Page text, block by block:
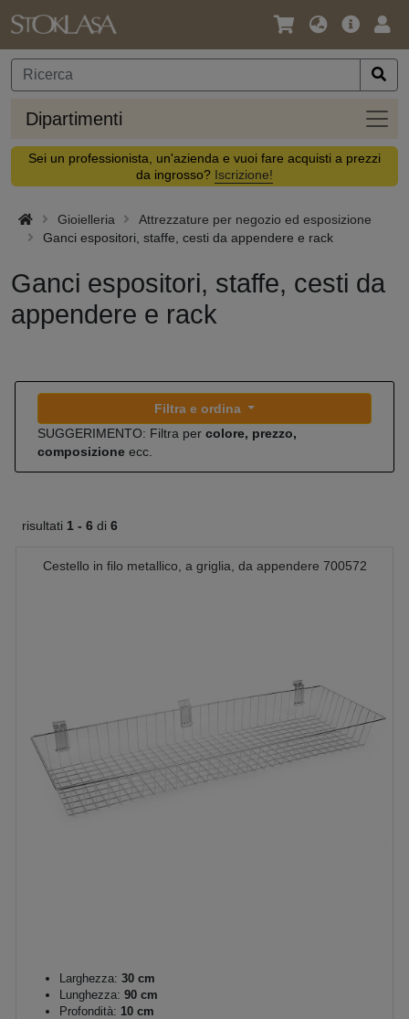
Lingua
Valuta
Offerta
Dipartimenti
Sei un professionista, un'azienda e vuoi fare acquisti a prezzi
da ingrosso? Iscrizione!
Gioielleria
Attrezzature per negozio ed esposizione
Ganci espositori, staffe, cesti da appendere e rack
Ganci espositori, staffe, cesti da
appendere e rack
Filtra e ordina
SUGGERIMENTO: Filtra per colore, prezzo,
composizione ecc.
risultati 1 - 6 di 6
Cestello in filo metallico, a griglia, da appendere 700572
Larghezza: 30 cm
Lunghezza: 90 cm
Profondità: 10 cm